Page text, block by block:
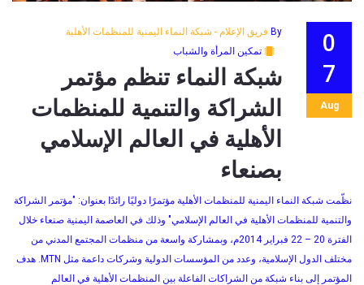
0
7
Aug
By فريق الإعلام - شبكة النماء اليمنية للمنظمات الأهلية
تمكين المرأة والشباب
شبكة النماء تنظم مؤتمر
الشراكة والتنمية للمنظمات
الأهلية في العالم الإسلامي
بصنعاء
نظّمت شبكة النماء اليمنية للمنظمات الأهلية مؤتمرًا دوليًا رائدًا بعنوان: "مؤتمر الشراكة
والتنمية للمنظمات الأهلية في العالم الإسلامي" وذلك في العاصمة اليمنية صنعاء خلال
الفترة 20 – 22 فبراير 2014م، وبمشاركة واسعة من منظمات المجتمع المدني من
مختلف الدول الإسلامية، وعدد من المؤسسات الدولية وشركات داعمة مثل MTN. هدف
المؤتمر إلى بناء شبكة من الشراكات الفاعلة بين المنظمات الأهلية في العالم